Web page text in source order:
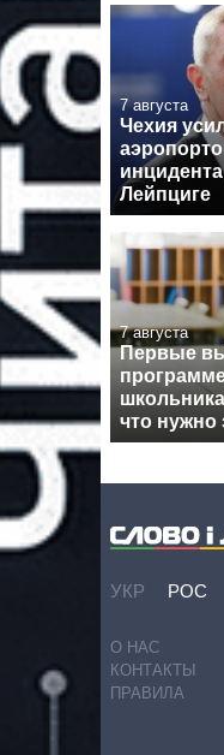
7 августа
Чехия
Лейпциге
7 августа
Первые
что нужно
УКР РОС
О НАС
КОНТАКТЫ
ПРАВИЛА